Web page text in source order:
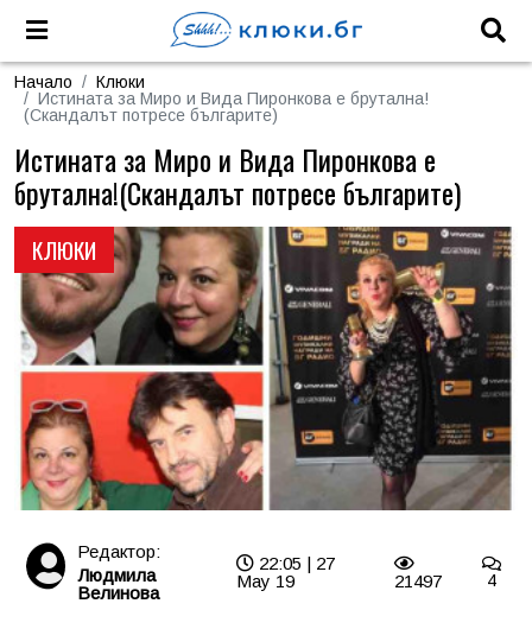
Начало
Клюки
Истината за Миро и Вида Пиронкова е брутална!
(Скандалът потресе българите)
КЛЮКИ
Истината за Миро и Вида Пиронкова е
брутална!(Скандалът потресе българите)
Редактор:
Людмила
Велинова
22:05 | 27
May 19
21497 4